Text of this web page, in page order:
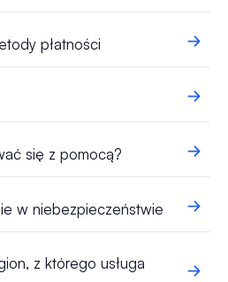
płatności
się z pomocą?
w niebezpieczeństwie
z którego usługa